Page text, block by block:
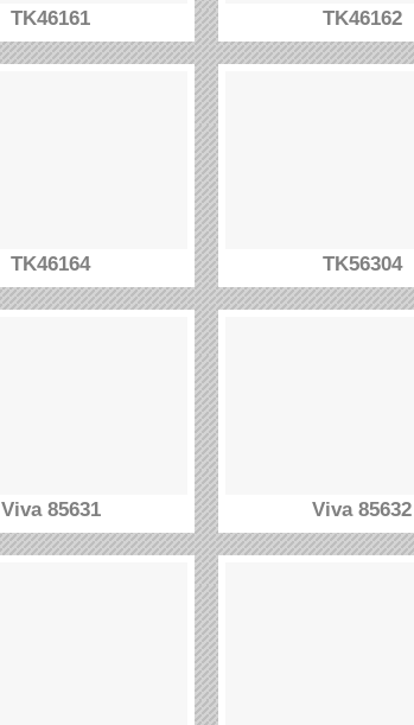
TK46161 TK46162
TK46164 TK56304
Viva 85631 Viva 85632